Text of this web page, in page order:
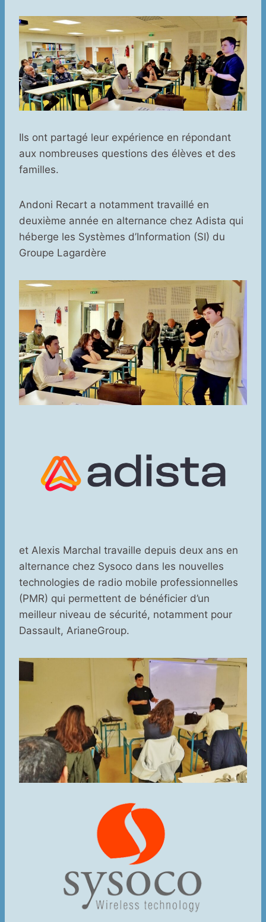
Ils ont partagé leur expérience en répondant
aux nombreuses questions des élèves et des
familles.
Andoni Recart a notamment travaillé en
deuxième année en alternance chez Adista qui
héberge les Systèmes d’Information (SI) du
Groupe Lagardère
et Alexis Marchal travaille depuis deux ans en
alternance chez Sysoco dans les nouvelles
technologies de radio mobile professionnelles
(PMR) qui permettent de bénéficier d’un
meilleur niveau de sécurité, notamment pour
Dassault, ArianeGroup.